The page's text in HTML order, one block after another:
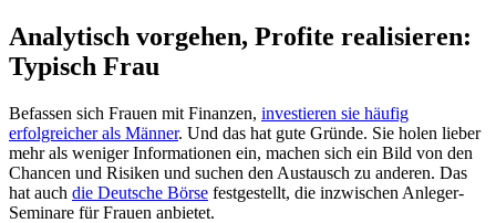
Analytisch vorgehen, Profite realisieren:
Typisch Frau
Befassen sich Frauen mit Finanzen, investieren sie häufig
erfolgreicher als Männer. Und das hat gute Gründe. Sie holen lieber
mehr als weniger Informationen ein, machen sich ein Bild von den
Chancen und Risiken und suchen den Austausch zu anderen. Das
hat auch die Deutsche Börse festgestellt, die inzwischen Anleger-
Seminare für Frauen anbietet.